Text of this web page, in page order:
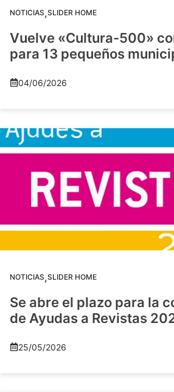
NOTICIAS,SLIDER HOME
Vuelve «Cultura-500»
para 13 pequeños
04/06/2026
NOTICIAS,SLIDER HOME
Se abre el plazo para la
de Ayudas a Revistas
25/05/2026